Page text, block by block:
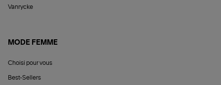
Vanrycke
MODE FEMME
Choisi pour vous
Best-Sellers